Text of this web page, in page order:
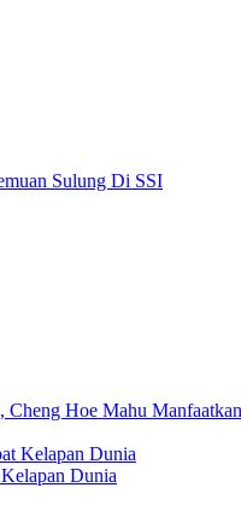
Sulung Di SSI
Cheng Hoe Mahu
Dunia